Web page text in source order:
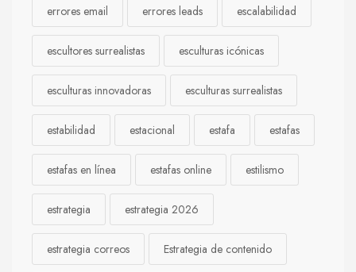
errores email errores leads escalabilidad
escultores surrealistas esculturas icónicas
esculturas innovadoras esculturas surrealistas
estabilidad estacional estafa estafas
estafas en línea estafas online estilismo
estrategia estrategia 2026
estrategia correos Estrategia de contenido